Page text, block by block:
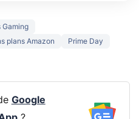
Gaming
plans Amazon
Prime Day
Google